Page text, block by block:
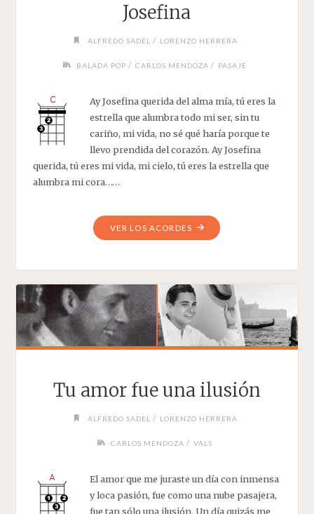
Josefina
ALFREDO SADEL / LORENZO HERRERA
BALADA POP / CARLOS MENDOZA / PASAJE
Ay Josefina querida del alma mía, tú eres la
estrella que alumbra todo mi ser, sin tu
cariño, mi vida, no sé qué haría porque te
llevo prendida del corazón. Ay Josefina
querida, tú eres mi vida, mi cielo, tú eres la estrella que
alumbra mi cora……
VER LOS ACORDES"JOSEFINA"
Tu amor fue una ilusión
ALFREDO SADEL / LORENZO HERRERA
CARLOS MENDOZA / VALS
El amor que me juraste un día con inmensa
y loca pasión, fue como una nube pasajera,
fue tan sólo una ilusión. Un día quizás me